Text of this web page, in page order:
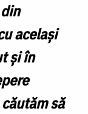
același
și în
să